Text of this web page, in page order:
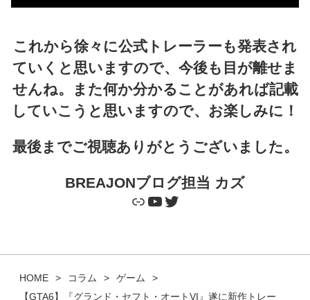
これから徐々に公式トレーラーも発表され
ていくと思いますので、今後も目が離せま
せんね。また何か分かることがあれば記載
していこうと思いますので、お楽しみに！
最後までご視聴ありがとうございました。
BREAJONブログ担当 カズ
LinkYouTube
Twitter
HOME コラム
ゲーム
【GTA6】『グランド・セフト・オートVI』遂に新作トレー